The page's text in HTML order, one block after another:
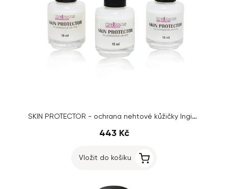
SKIN PROTECTOR - ochrana nehtové kůžičky Inginails, 3x15ml
443 Kč
Vložit do košíku